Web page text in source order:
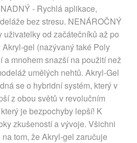
- Rychlá aplikace,
bez stresu. NENÁROČNÝ
uživatelky od začátečníků až po
gel (nazývaný také Poly
a mnohem snazší na použití než
umělých nehtů. Akryl-Gel
se o hybridní systém, který v
z obou světů v revolučním
je bezpochyby lepší! K
zkušeností a vývoje. Všichni
tom, že Akryl-gel zaručuje